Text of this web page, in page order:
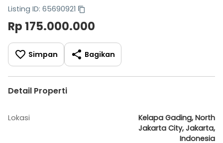
Listing ID: 65690921
Rp 175.000.000
Simpan Bagikan
Detail Properti
Lokasi
Kelapa Gading, North
Jakarta City, Jakarta,
Indonesia